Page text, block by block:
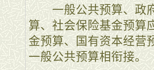
一般公共预算、政府
算、社会保险基金预算
金预算、国有资本经营
一般公共预算相衔接。